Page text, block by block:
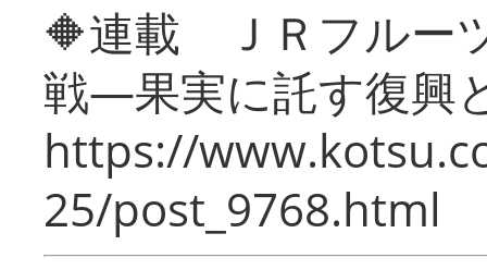
🔶連載 ＪＲフルー
戦―果実に託す復興
https://
25/post_9768.html